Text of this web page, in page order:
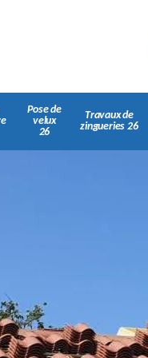
Pose de
velux
26
Travaux de
zingueries 26